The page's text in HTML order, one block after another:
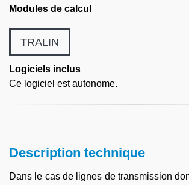
Modules de calcul
TRALIN
Logiciels inclus
Ce logiciel est autonome.
Description technique
Dans le cas de lignes de transmission